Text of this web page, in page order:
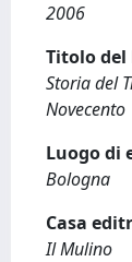
2006
Titolo
Storia del
Novecento
Luogo di
Bologna
Casa
Il Mulino